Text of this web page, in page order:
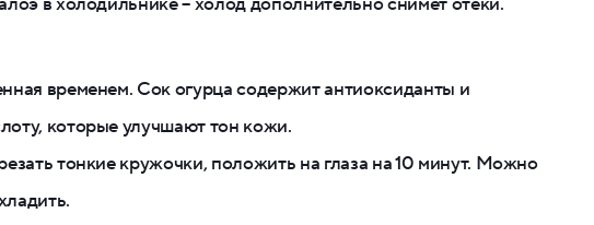
временем. Сок огурца содержит антиоксиданты и
которые улучшают тон кожи.
тонкие кружочки, положить на глаза на 10 минут. Можно